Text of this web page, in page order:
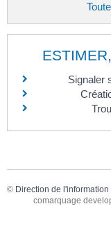
Signaler
© Direction de
comarquage